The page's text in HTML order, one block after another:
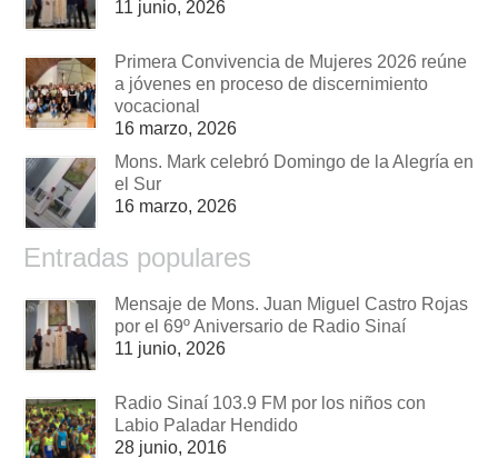
11 junio, 2026
Primera Convivencia de Mujeres 2026 reúne
a jóvenes en proceso de discernimiento
vocacional
16 marzo, 2026
Mons. Mark celebró Domingo de la Alegría en
el Sur
16 marzo, 2026
Entradas populares
Mensaje de Mons. Juan Miguel Castro Rojas
por el 69º Aniversario de Radio Sinaí
11 junio, 2026
Radio Sinaí 103.9 FM por los niños con
Labio Paladar Hendido
28 junio, 2016